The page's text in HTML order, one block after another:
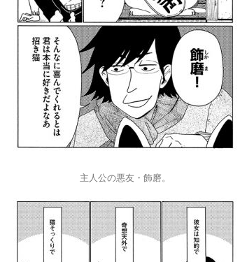
主人公の悪友・飾磨。